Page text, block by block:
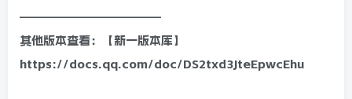
————————————
其他版本查看：【新一版本库】
https://docs.qq.com/doc/DS2txd3JteEpwcEhu